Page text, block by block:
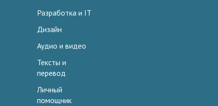
Разработка и IT
Дизайн
Аудио и видео
Тексты и
перевод
Личный
помощник